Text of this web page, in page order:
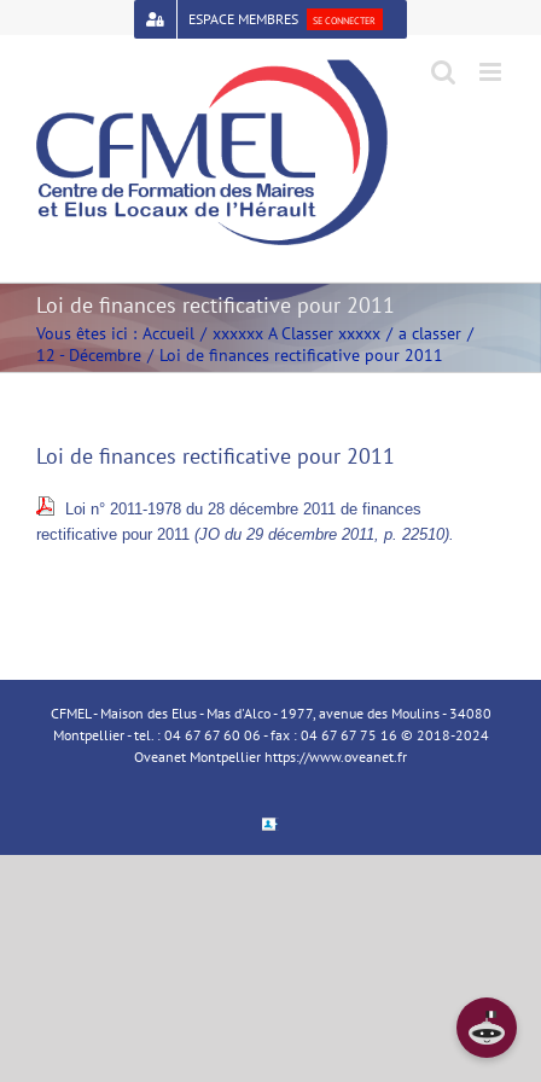
Open toolbar
ESPACE MEMBRES SE CONNECTER
Loi de finances rectificative pour 2011
Vous êtes ici : Accueil xxxxxx A Classer xxxxx
a classer
12 - Décembre
Loi de finances rectificative pour 2011
Loi de finances rectificative pour 2011
Loi n° 2011-1978 du 28 décembre 2011 de finances
rectificative pour 2011 (JO du 29 décembre 2011, p. 22510).
CFMEL - Maison des Elus - Mas d'Alco - 1977, avenue des Moulins - 34080
Montpellier - tel. : 04 67 67 60 06 - fax : 04 67 67 75 16 © 2018-2024
Oveanet Montpellier https://www.oveanet.fr
Espace